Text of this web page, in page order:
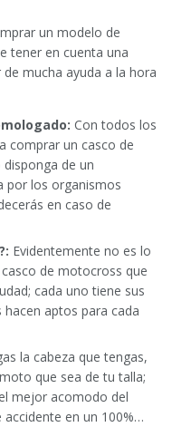
un modelo de
tener en cuenta una
mucha ayuda a la hora
Con todos los
comprar un casco de
de un
por los organismos
en caso de
Evidentemente no es lo
de motocross que
cada uno tiene sus
hacen aptos para cada
la cabeza que tengas,
que sea de tu talla;
mejor acomodo del
accidente en un 100%…